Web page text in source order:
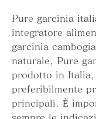
Pure garcinia
integratore
garcinia
naturale, Pure
prodotto in Italia,
preferibilmente
principali. È